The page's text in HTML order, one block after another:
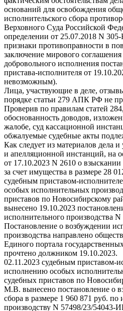
оснований для освобождения
исполнительского сбора
Верховного Суда Российской
определении от 25.07.2018 N
признаки противоправности в
заключение мирового
добровольного исполнения
пристава-исполнителя от
невозможным).
Лица, участвующие в деле,
порядке статьи 279 АПК РФ не
Проверив по правилам статей
обоснованность доводов,
жалобе, суд кассационной
обжалуемые судебные акты
Как следует из материалов дела
и апелляционной инстанций, на
от 17.10.2023 N 2610 о
за счет имущества в размере 28
судебным приставом-
особых исполнительных
приставов по Новосибирскому
вынесено 19.10.2023
исполнительного производства
Постановление о возбуждении
производства направлено
Единого портала
прочтено должником 19.10.2023.
02.11.2023 судебным приставом-
исполнению особых
судебных приставов по
М.В. вынесено постановление о
сбора в размере 1 960 871 руб. по
производству N 57498/23/54043-